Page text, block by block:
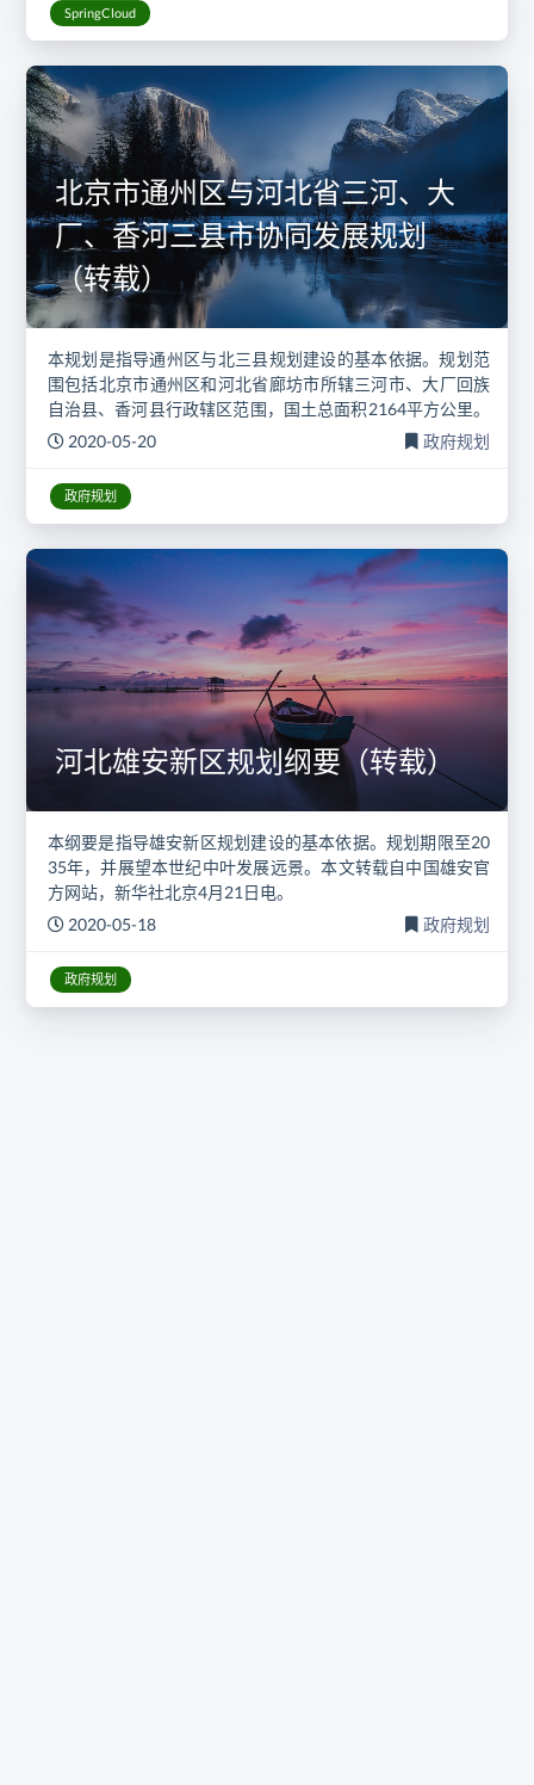
SpringCloud
北京市通州区与河北省三河、大
厂、香河三县市协同发展规划
（转载）
本规划是指导通州区与北三县规划建设的基本依据。规划范
围包括北京市通州区和河北省廊坊市所辖三河市、大厂回族
自治县、香河县行政辖区范围，国土总面积2164平方公里。
规划近期至2025年，远期至2035年。
2020-05-20 政府规划
政府规划
河北雄安新区规划纲要（转载）
本纲要是指导雄安新区规划建设的基本依据。规划期限至20
35年，并展望本世纪中叶发展远景。本文转载自中国雄安官
方网站，新华社北京4月21日电。
2020-05-18
政府规划
政府规划